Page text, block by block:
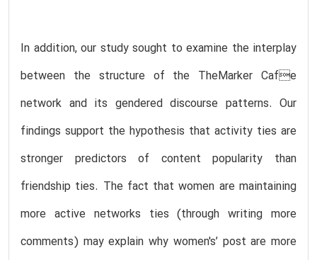
In addition, our study sought to examine the interplay
between the structure of the TheMarker Cafe
network and its gendered discourse patterns. Our
findings support the hypothesis that activity ties are
stronger predictors of content popularity than
friendship ties. The fact that women are maintaining
more active networks ties (through writing more
comments) may explain why women's’ post are more